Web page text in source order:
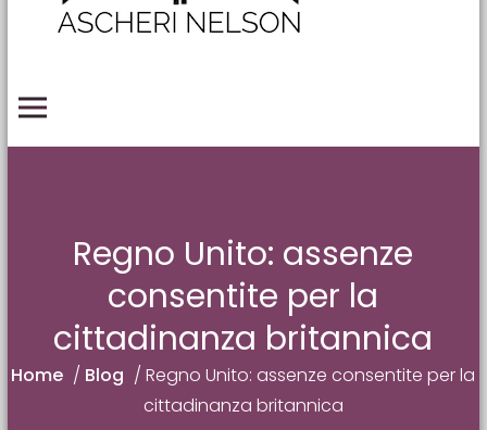
Regno Unito: assenze
consentite per la
cittadinanza britannica
Home / Blog /Regno Unito: assenze consentite per la
cittadinanza britannica